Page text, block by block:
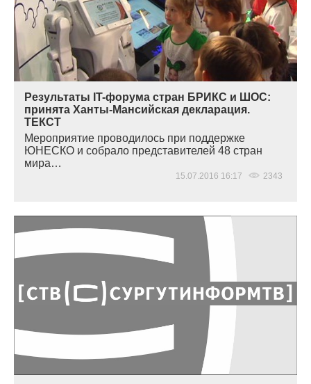
Результаты IT-форума стран БРИКС и ШОС:
принята Ханты-Мансийская декларация.
ТЕКСТ
Мероприятие проводилось при поддержке
ЮНЕСКО и собрало представителей 48 стран
мира…
15.07.2016 16:17 2343